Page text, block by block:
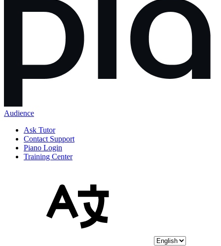
Audience
Ask Tutor
Contact Support
Piano Login
Training Center